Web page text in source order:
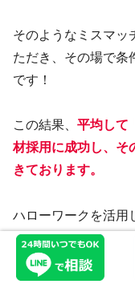
そのようなミスマッ
ただき、その場で条
です！
この結果、 平均して
材採用に成功し、そ
きております。
ハローワークを活用
実な許可申請の窓口
所がワンストップ
社が今抱えている「